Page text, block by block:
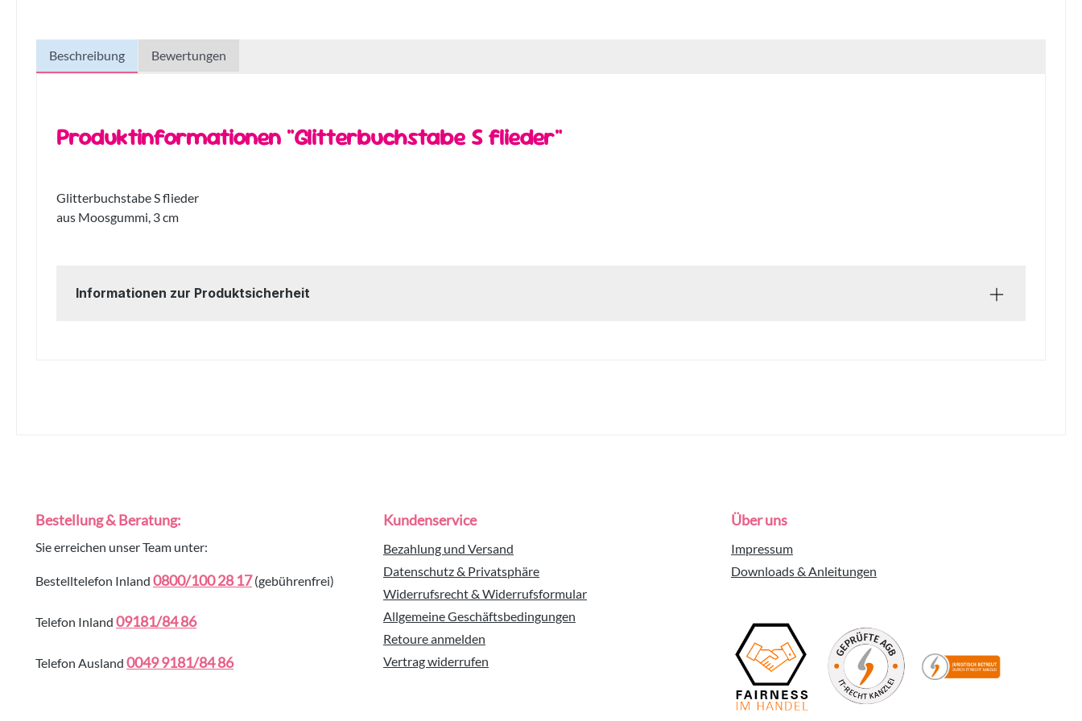
Beschreibung Bewertungen
Produktinformationen "Glitterbuchstabe S flieder"
Glitterbuchstabe S flieder
aus Moosgummi, 3 cm
Informationen zur Produktsicherheit
Bestellung & Beratung:
Sie erreichen unser Team unter:
Bestelltelefon Inland 0800/100 28 17(gebührenfrei)
Telefon Inland 09181/84 86
Telefon Ausland 0049 9181/84 86
Kundenservice
Bezahlung und Versand
Datenschutz & Privatsphäre
Widerrufsrecht & Widerrufsformular
Allgemeine Geschäftsbedingungen
Retoure anmelden
Vertrag widerrufen
Über uns
Impressum
Downloads & Anleitungen